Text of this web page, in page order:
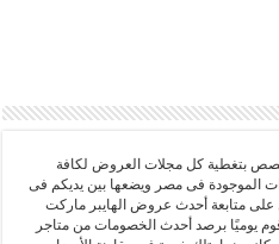
بتغطية كل مجلات العروض لكافة
الموجودة فى مصر ويضعها بين يديكم فى
متابعة أحدث عروض الهايبر ماركت
يوميًا برصد أحدث الخصومات من متاجر